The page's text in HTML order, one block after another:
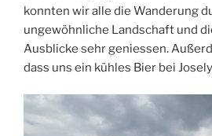
konnten wir alle die Wanderung
ungewöhnliche Landschaft und
Ausblicke sehr geniessen.
dass uns ein kühles Bier bei